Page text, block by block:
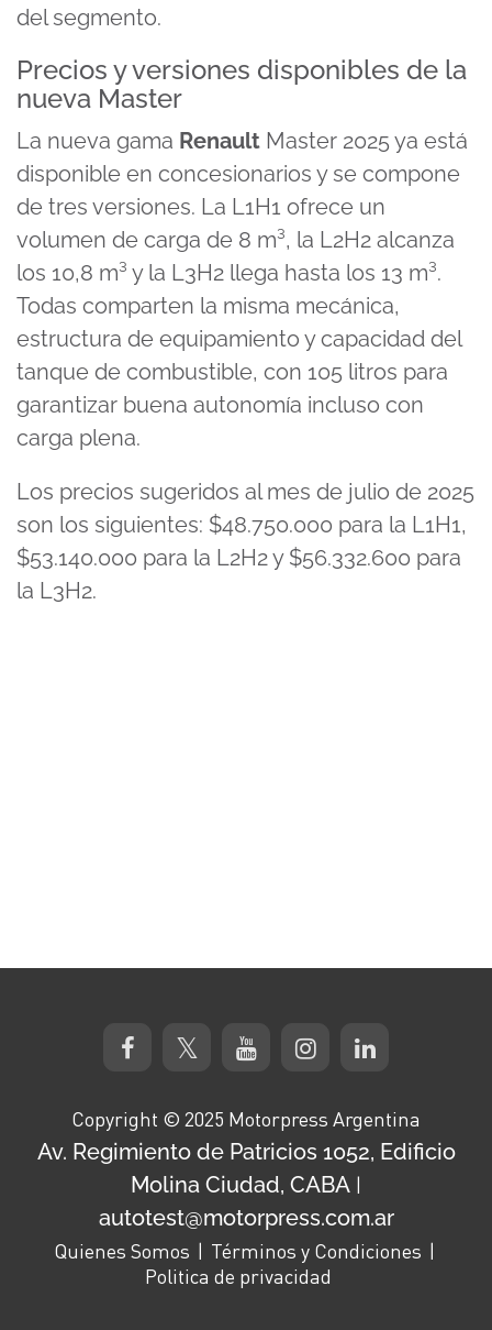
del segmento.
Precios y versiones disponibles de la
nueva Master
La nueva gama Renault Master 2025 ya está
disponible en concesionarios y se compone
de tres versiones. La L1H1 ofrece un
volumen de carga de 8 m³, la L2H2 alcanza
los 10,8 m³ y la L3H2 llega hasta los 13 m³.
Todas comparten la misma mecánica,
estructura de equipamiento y capacidad del
tanque de combustible, con 105 litros para
garantizar buena autonomía incluso con
carga plena.
Los precios sugeridos al mes de julio de 2025
son los siguientes: $48.750.000 para la L1H1,
$53.140.000 para la L2H2 y $56.332.600 para
la L3H2.
Copyright © 2025 Motorpress Argentina
Av. Regimiento de Patricios 1052, Edificio
Molina Ciudad, CABA |
autotest@motorpress.com.ar
Quienes Somos
Términos y Condiciones
Politica de privacidad